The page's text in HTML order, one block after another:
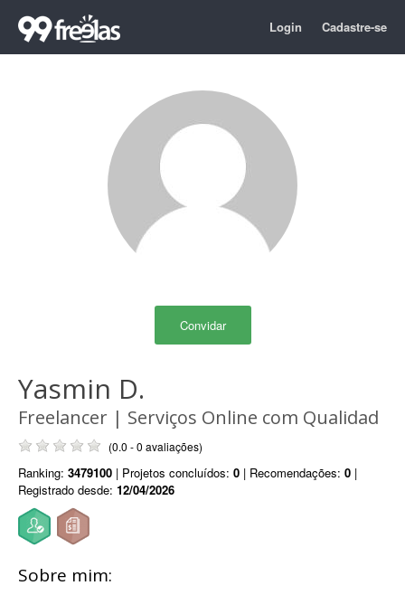
Login Cadastre-se
Convidar
Yasmin D.
Freelancer | Serviços Online com Qualidad
(0.0 - 0 avaliações)
Ranking: 3479100 | Projetos concluídos: 0 | Recomendações: 0 |
Registrado desde: 12/04/2026
Sobre mim: